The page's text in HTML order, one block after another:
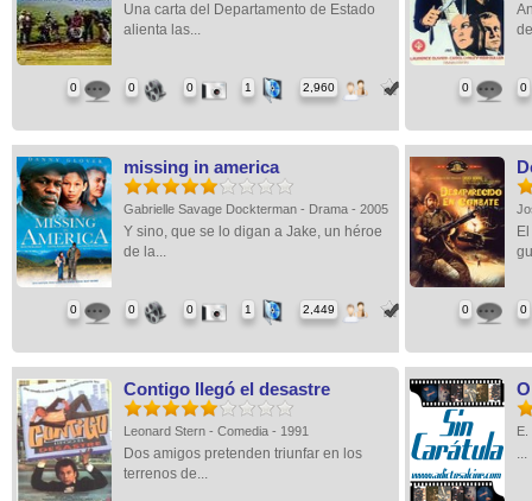
Una carta del Departamento de Estado
alienta las...
0 0 0 1 2,960 0 0
missing in america
Gabrielle Savage Dockterman - Drama - 2005
Y sino, que se lo digan a Jake, un héroe
de la...
0 0 0 1 2,449 0 0
Contigo llegó el desastre
Leonard Stern - Comedia - 1991
Dos amigos pretenden triunfar en los
terrenos de...
...